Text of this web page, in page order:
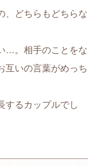
、どちらもどちらな
…。相手のことをな
互いの言葉がめっち
するカップルでし